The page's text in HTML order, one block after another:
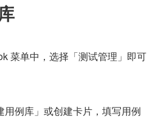
菜单中，选择「测试管理」即可
用例库」或创建卡片，填写用例